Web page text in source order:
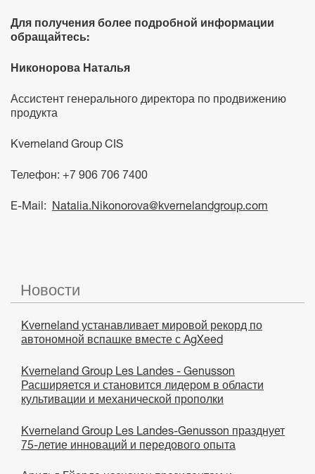
Для получения более подробной информации
обращайтесь:
Никонорова Наталья
Ассистент генерального директора по продвижению
продукта
Kverneland Group CIS
Телефон: +7 906 706 7400
E-Mail: Natalia.Nikonorova@kvernelandgroup.com
Новости
Kverneland устанавливает мировой рекорд по
автономной вспашке вместе с AgXeed
Kverneland Group Les Landes - Genusson
Расширяется и становится лидером в области
культивации и механической прополки
Kverneland Group Les Landes-Genusson празднует
75-летие инноваций и передового опыта